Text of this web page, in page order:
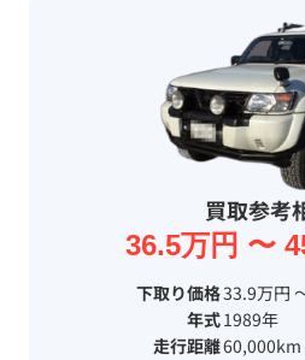
買取参考
36.5万円 〜
下取り価格33.9万円
年式1989年
走行距離60,000km